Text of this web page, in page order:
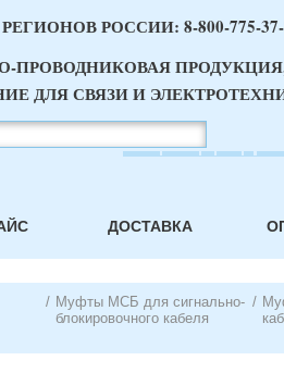
РОССИИ: 8-800-775-
ПРОВОДНИКОВАЯ
ДЛЯ СВЯЗИ И
ДОСТАВКА
/ Муфты МСБ для сигнально-
блокировочного кабеля
/